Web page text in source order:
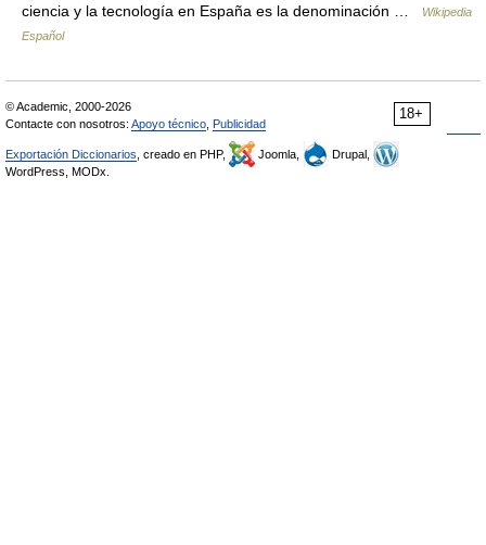
ciencia y la tecnología en España es la denominación …
Wikipedia
Español
18+
© Academic, 2000-2026
Contacte con nosotros: Apoyo técnico Publicidad
Exportación Diccionarios , creado en PHP, Joomla,
Drupal,
WordPress, MODx.